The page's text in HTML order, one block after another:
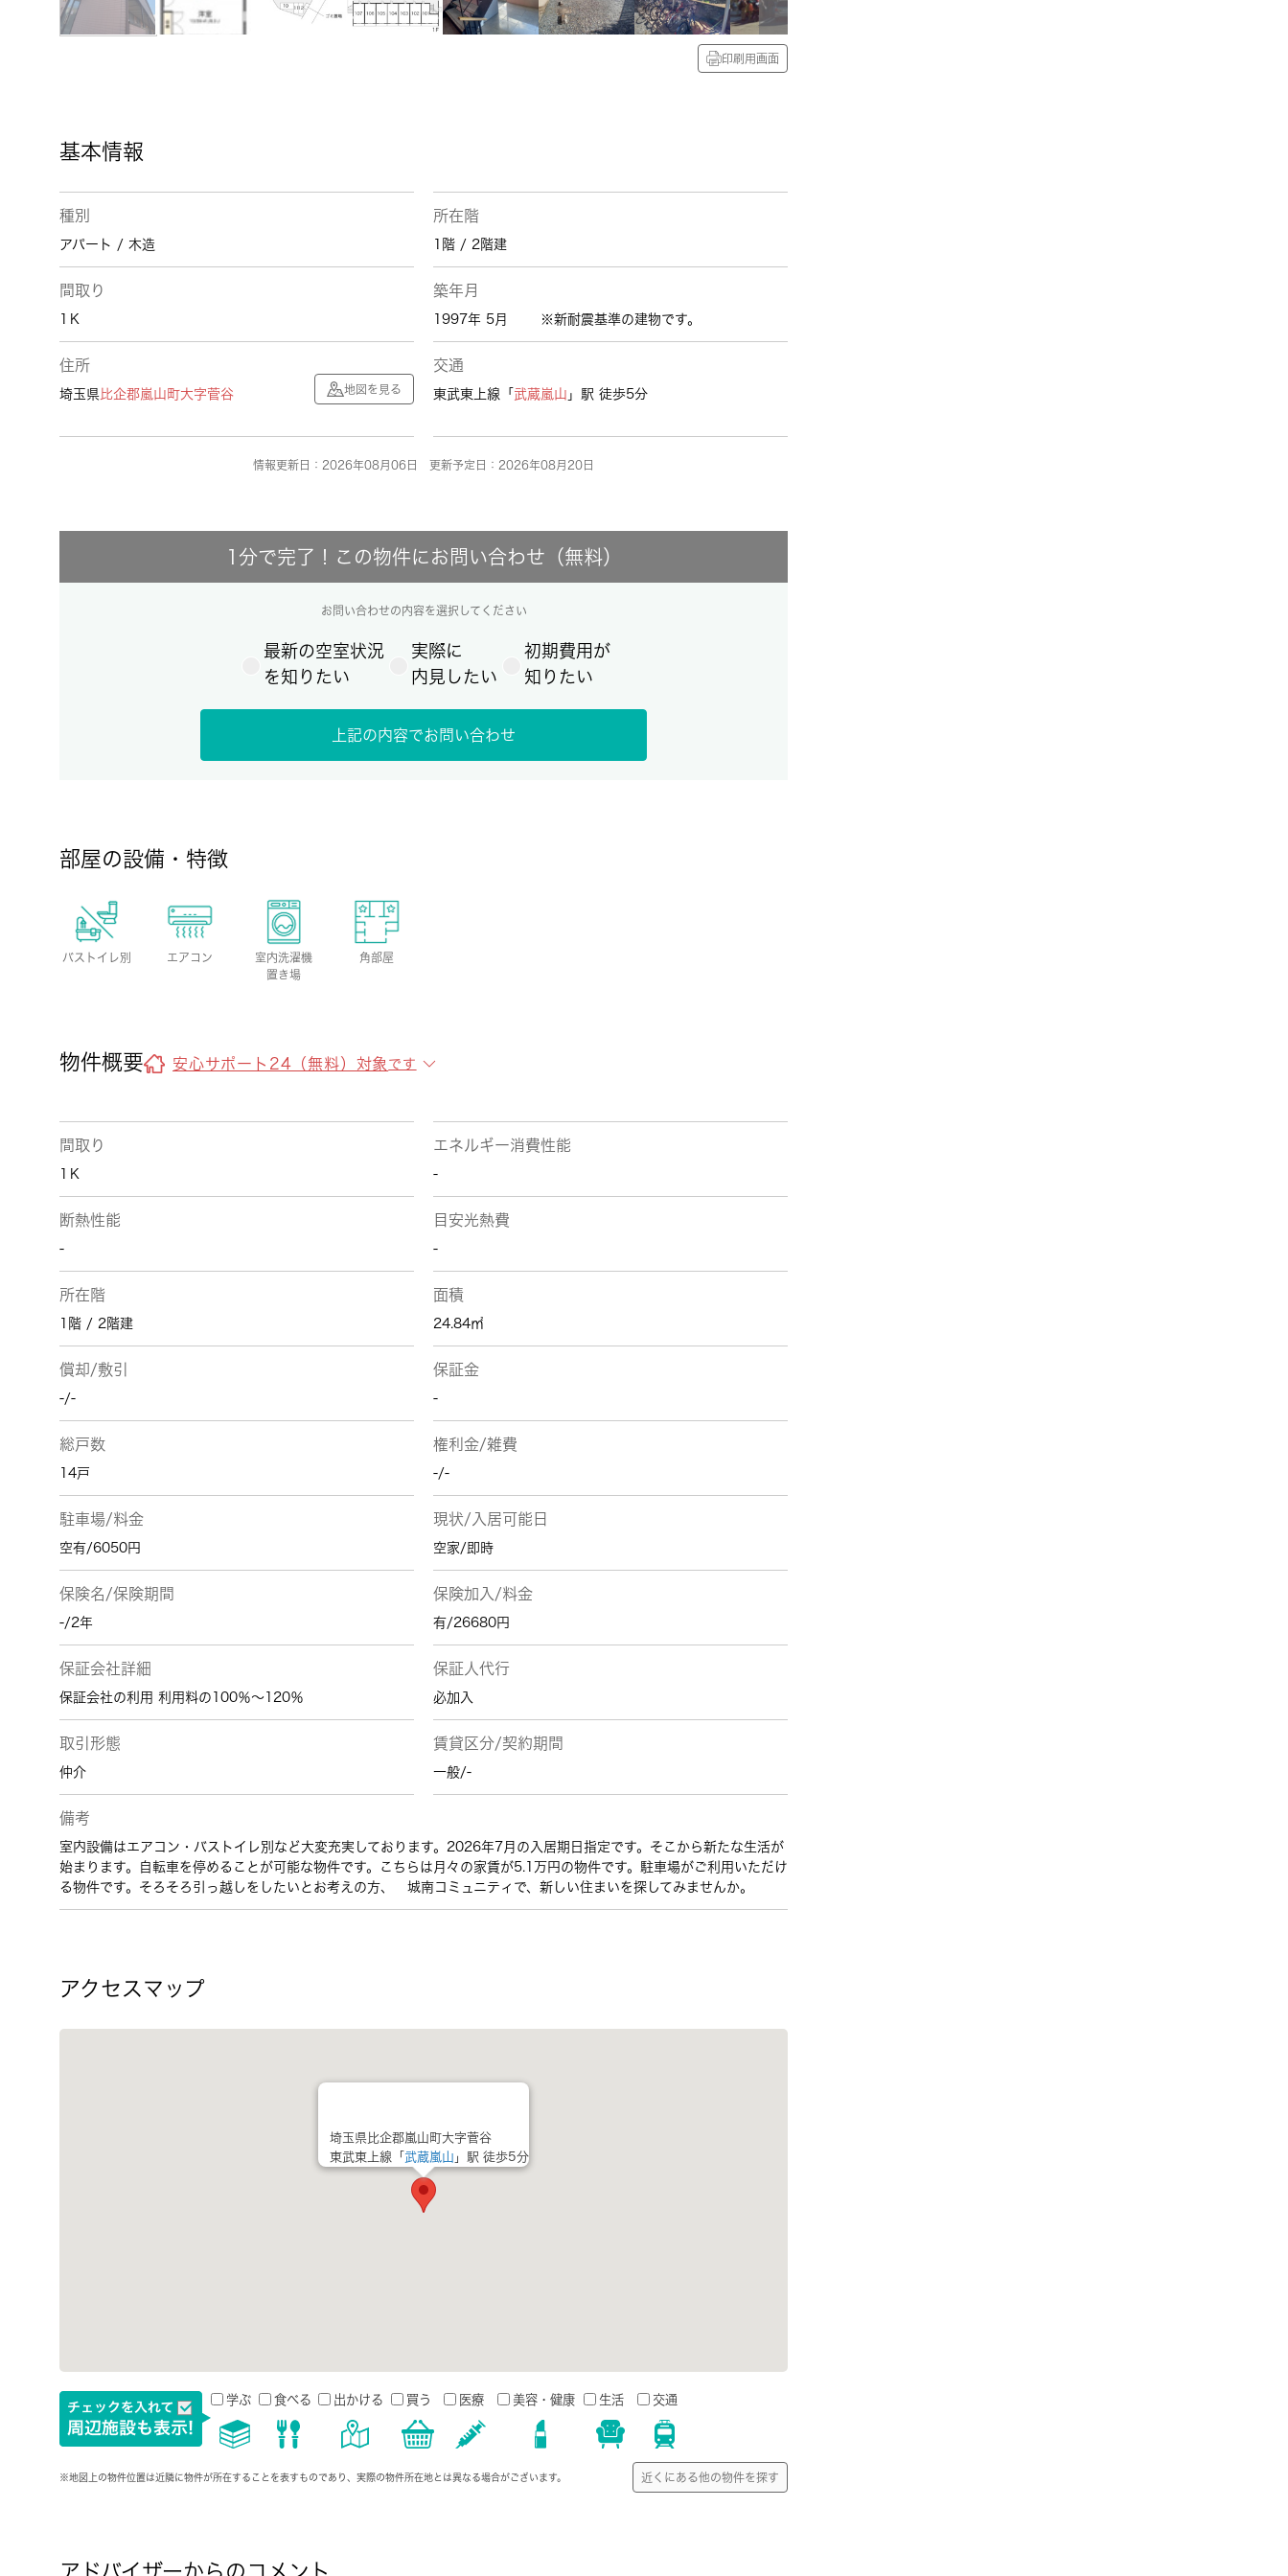
印刷用画面
基本情報
種別
アパート / 木造
所在階
1階 / 2階建
間取り
1Ｋ
築年月
1997年 5月 ※新耐震基準の建物です。
住所
埼玉県 比企郡嵐山町大字菅谷 地図を見る
交通
東武東上線「 武蔵嵐山 」駅 徒歩5分
情報更新日：2026年08月06日 更新予定日：2026年08月20日
1分で完了！この物件にお問い合わせ（無料）
お問い合わせの内容を選択してください
最新の空室状況
を知りたい
実際に
内見したい
初期費用が
知りたい
上記の内容でお問い合わせ
部屋の設備・特徴
バストイレ別 エアコン
室内洗濯機
置き場
角部屋
物件概要 安心サポート24（無料）対象 です
間取り
1Ｋ
エネルギー消費性能
-
断熱性能
-
目安光熱費
-
所在階
1階 / 2階建
面積
24.84㎡
償却/敷引
-/-
保証金
-
総戸数
14戸
権利金/雑費
-/-
駐車場/料金
空有/6050円
現状/入居可能日
空家/即時
保険名/保険期間
-/2年
保険加入/料金
有/26680円
保証会社詳細
保証会社の利用 利用料の100％～120％
保証人代行
必加入
取引形態
仲介
賃貸区分/契約期間
一般/-
備考
室内設備はエアコン・バストイレ別など大変充実しております。2026年7月の入居期日指定です。そこから新たな生活が
始まります。自転車を停めることが可能な物件です。こちらは月々の家賃が5.1万円の物件です。駐車場がご利用いただけ
る物件です。そろそろ引っ越しをしたいとお考えの方、 城南コミュニティで、新しい住まいを探してみませんか。
アクセスマップ
埼玉県比企郡嵐山町大字菅谷
東武東上線「 武蔵嵐山 」駅 徒歩5分
学ぶ 食べる 出かける 買う 医療 美容・健康 生活 交通
※地図上の物件位置は近隣に物件が所在することを表すものであり、実際の物件所在地とは異なる場合がございます。 近くにある他の物件を探す
アドバイザーからのコメント